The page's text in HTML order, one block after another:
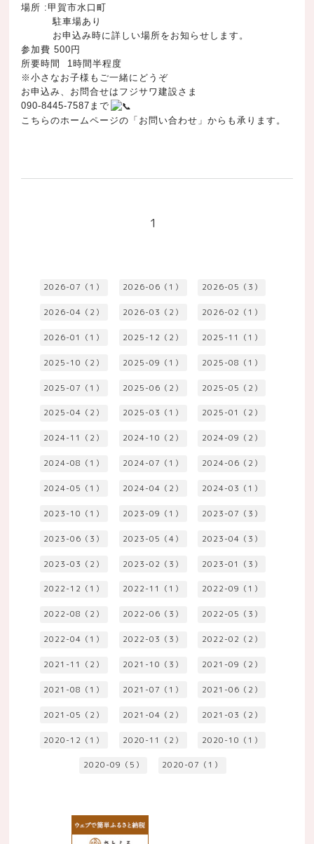
場所 :甲賀市水口町
駐車場あり
お申込み時に詳しい場所をお知らせします。
参加費 500円
所要時間 1時間半程度
※小さなお子様もご一緒にどうぞ
お申込み、お問合せはフジサワ建設さま
090-8445-7587まで
こちらのホームページの「お問い合わせ」からも承ります。
1
2026-07（1） 2026-06（1） 2026-05（3）
2026-04（2） 2026-03（2） 2026-02（1）
2026-01（1） 2025-12（2） 2025-11（1）
2025-10（2） 2025-09（1） 2025-08（1）
2025-07（1） 2025-06（2） 2025-05（2）
2025-04（2） 2025-03（1） 2025-01（2）
2024-11（2） 2024-10（2） 2024-09（2）
2024-08（1） 2024-07（1） 2024-06（2）
2024-05（1） 2024-04（2） 2024-03（1）
2023-10（1） 2023-09（1） 2023-07（3）
2023-06（3） 2023-05（4） 2023-04（3）
2023-03（2） 2023-02（3） 2023-01（3）
2022-12（1） 2022-11（1） 2022-09（1）
2022-08（2） 2022-06（3） 2022-05（3）
2022-04（1） 2022-03（3） 2022-02（2）
2021-11（2） 2021-10（3） 2021-09（2）
2021-08（1） 2021-07（1） 2021-06（2）
2021-05（2） 2021-04（2） 2021-03（2）
2020-12（1） 2020-11（2） 2020-10（1）
2020-09（5） 2020-07（1）